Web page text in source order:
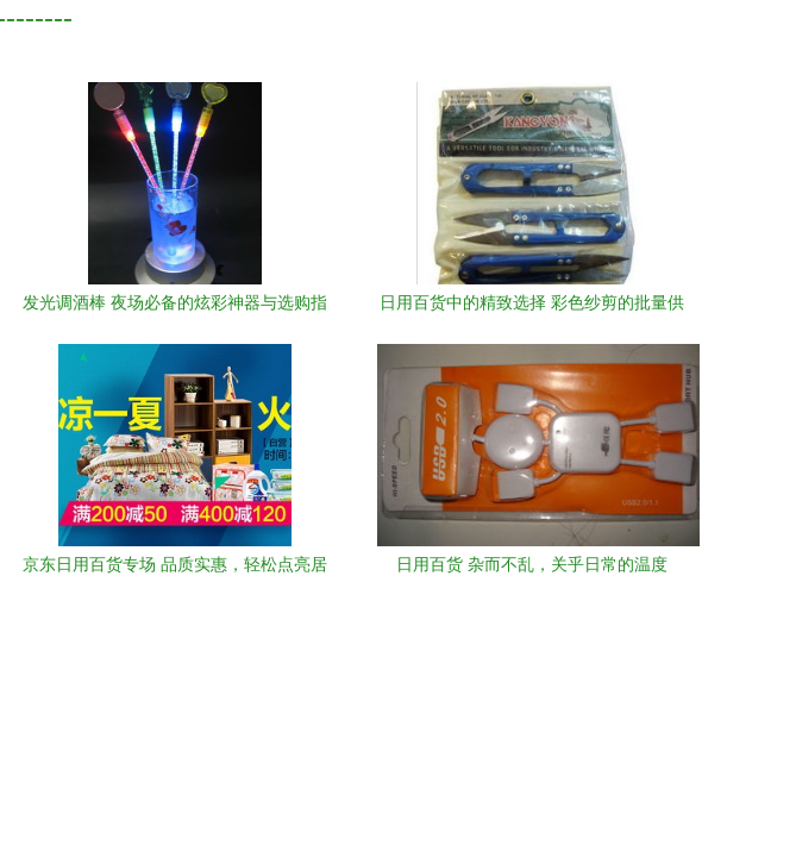
发光调酒棒 夜场必备的炫彩神器与选购指
日用百货中的精致选择 彩色纱剪的批量供
京东日用百货专场 品质实惠，轻松点亮居
日用百货 杂而不乱，关乎日常的温度